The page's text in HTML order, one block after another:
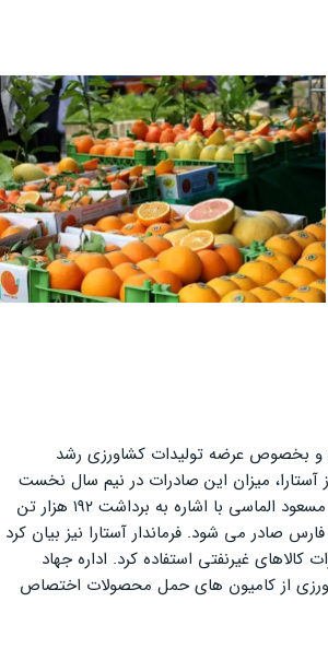
صادرات و بخصوص عرضه تولیدات کشاورزی رشد
گیلان نیز با اعلام صادرات ۴۰ نوع محصول کشاورزی در سال از مرز آستارا، میزان این صادرات در نیم سال نخست
امسال را ۲۴۷ هزار تن به ارزش ۲۵ میلیون و ۳۳۹ هزار و ۳۹۷ دلار اعلام کرده و مبدأ خروج آنها را مرز آستارا و مقصد را کشورهای جمهوری آذربایجان و روسیه اعلام کرده است. مسعود الماسی با اشاره به برداشت ۱۹۲ هزار تن
حاشیه خلیج فارس صادر می شود. فرماندار آستارا نیز بیان کرد
صادرات کالاهای غیرنفتی استفاده کرد. اداره جهاد
کشاورزی از کامیون های حمل محصولات اختصاص